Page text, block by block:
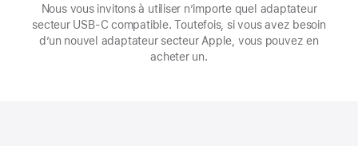
Nous vous invitons à utiliser n’importe quel adaptateur
secteur USB‑C compatible. Toutefois, si vous avez besoin
d’un nouvel adaptateur secteur Apple, vous pouvez en
acheter un.